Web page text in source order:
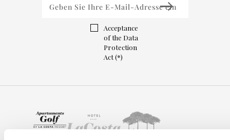
Acceptance
of the Data
Protection
Act (*)